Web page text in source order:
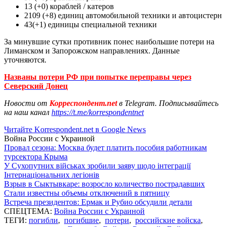
13 (+0) кораблей / катеров
2109 (+8) единиц автомобильной техники и автоцистерн
43(+1) единицы специальной техники
За минувшие сутки противник понес наибольшие потери на
Лиманском и Запорожском направлениях. Данные
уточняются.
Названы потери РФ при попытке переправы через
Северский Донец
Новости от Корреспондент.netв Telegram. Подписывайтесь
на наш канал https://t.me/korrespondentnet
Читайте Korrespondent.net в Google News
Война России с Украиной
Провал сезона: Москва будет платить пособия работникам
турсектора Крыма
У Сухопутних військах зробили заяву щодо інтеграції
Інтернаціональних легіонів
Взрыв в Сыктывкаре: возросло количество пострадавших
Стали известны объемы отключений в пятницу
Встреча президентов: Ермак и Рубио обсудили детали
СПЕЦТЕМА: Война России с Украиной
ТЕГИ: погибли, погибшие, потери, российские войска,